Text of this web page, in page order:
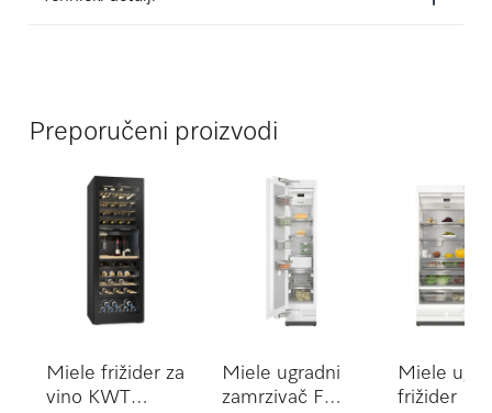
Preporučeni proizvodi
Miele frižider za
vino KWT
Miele ugradni
zamrzivač F
Miele
frižider K